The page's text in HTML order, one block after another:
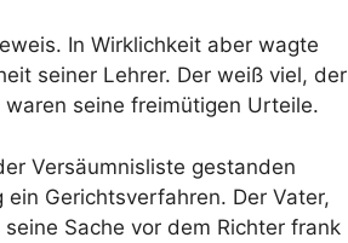
In Wirklichkeit aber wagte
seiner Lehrer. Der weiß viel, der
seine freimütigen Urteile.
Versäumnisliste gestanden
Gerichtsverfahren. Der Vater,
Sache vor dem Richter frank